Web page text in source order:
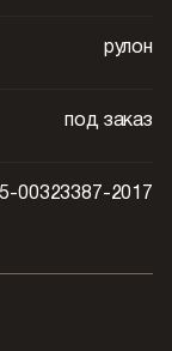
рулон
под заказ
00323387-2017